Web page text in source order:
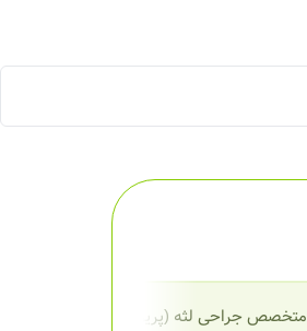
متخصص جراحی لثه (پریودنتیست)